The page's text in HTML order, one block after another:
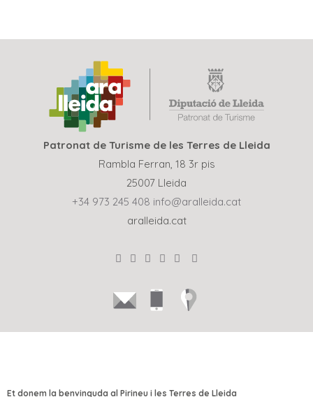
Patronat de Turisme de les Terres de Lleida
Rambla Ferran, 18 3r pis
25007 Lleida
+34 973 245 408 info@aralleida.cat
aralleida.cat
Et donem la benvinguda al Pirineu i les Terres de Lleida